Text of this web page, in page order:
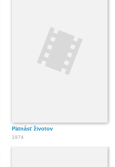
Pätnásť životov
1974